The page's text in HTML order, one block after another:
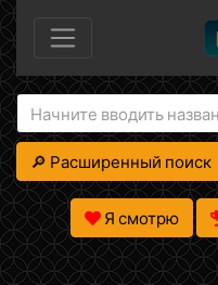
🔎 Расширенный поиск
Я смотрю